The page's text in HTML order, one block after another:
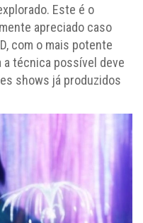
Este é o
apreciado caso
com o mais potente
técnica possível deve
shows já produzidos